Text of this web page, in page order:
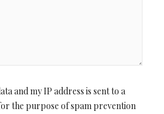
and my IP address is sent to a
the purpose of spam prevention